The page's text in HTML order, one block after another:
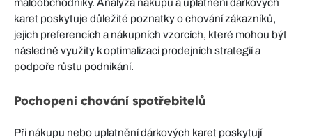
maloobchodníky. Analýza nákupů a uplatnění dárkových
karet poskytuje důležité poznatky o chování zákazníků,
jejich preferencích a nákupních vzorcích, které mohou být
následně využity k optimalizaci prodejních strategií a
podpoře růstu podnikání.
Pochopení chování spotřebitelů
Při nákupu nebo uplatnění dárkových karet poskytují